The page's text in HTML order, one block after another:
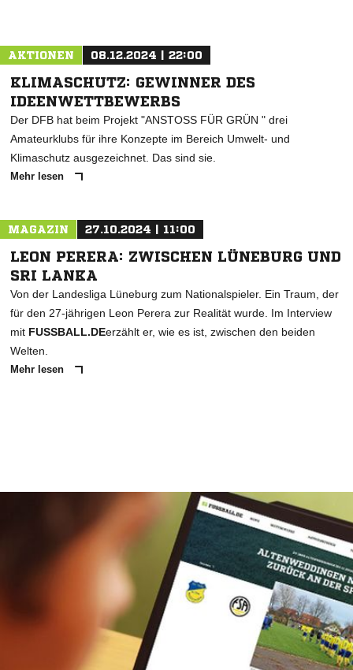
AKTIONEN 08.12.2024 | 22:00
KLIMASCHUTZ: GEWINNER DES
IDEENWETTBEWERBS
Der DFB hat beim Projekt "ANSTOSS FÜR GRÜN " drei
Amateurklubs für ihre Konzepte im Bereich Umwelt- und
Klimaschutz ausgezeichnet. Das sind sie.
Mehr lesen
MAGAZIN 27.10.2024 | 11:00
LEON PERERA: ZWISCHEN LÜNEBURG UND
SRI LANKA
Von der Landesliga Lüneburg zum Nationalspieler. Ein Traum, der
für den 27-jährigen Leon Perera zur Realität wurde. Im Interview
mit FUSSBALL.DEerzählt er, wie es ist, zwischen den beiden
Welten.
Mehr lesen